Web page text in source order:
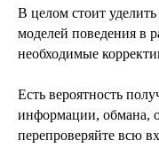
В целом стоит
моделей поведения в
необходимые
Есть вероятность
информации, обмана,
перепроверяйте всю